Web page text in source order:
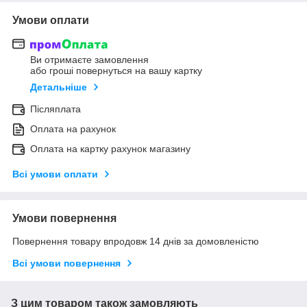
Умови оплати
Ви отримаєте замовлення
або гроші повернуться на вашу картку
Детальніше
Післяплата
Оплата на рахунок
Оплата на картку рахунок магазину
Всі умови оплати
Умови повернення
Повернення товару впродовж 14 днів за домовленістю
Всі умови повернення
З цим товаром також замовляють